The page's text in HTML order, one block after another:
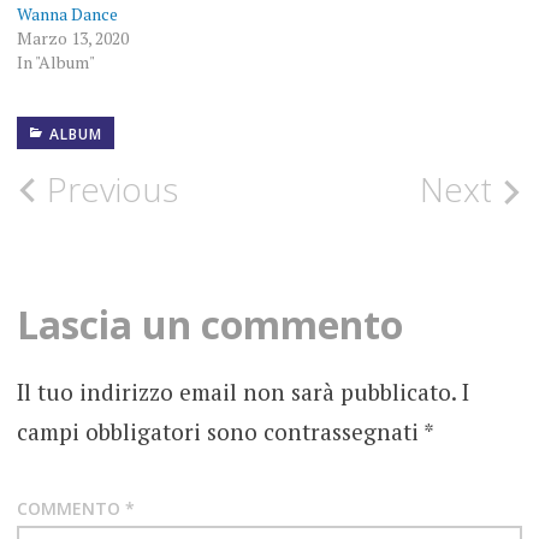
Wanna Dance
Marzo 13, 2020
In "Album"
ALBUM
6
MARZO
FUNK
ROCK
ELITIST
ENTERPRISES
FOTOGRAFIE
ROCK
Post
Previous Next
Lascia un commento
Il tuo indirizzo email non sarà pubblicato. I
campi obbligatori sono contrassegnati *
COMMENTO *